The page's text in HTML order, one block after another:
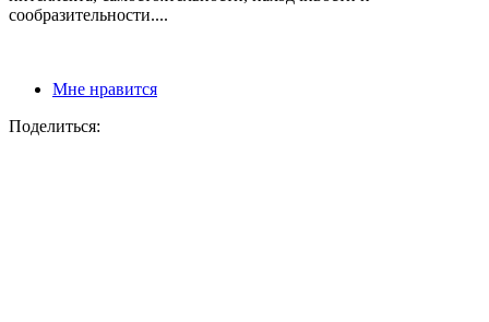
сообразительности....
Мне нравится
Поделиться: